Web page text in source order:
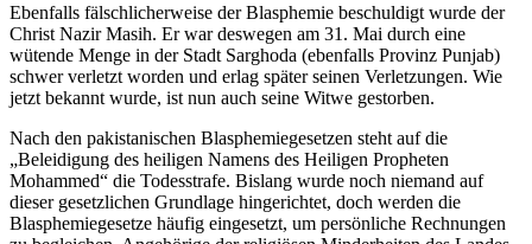
Ebenfalls fälschlicherweise der Blasphemie beschuldigt wurde der
Christ Nazir Masih. Er war deswegen am 31. Mai durch eine
wütende Menge in der Stadt Sarghoda (ebenfalls Provinz Punjab)
schwer verletzt worden und erlag später seinen Verletzungen. Wie
jetzt bekannt wurde, ist nun auch seine Witwe gestorben.
Nach den pakistanischen Blasphemiegesetzen steht auf die
„Beleidigung des heiligen Namens des Heiligen Propheten
Mohammed“ die Todesstrafe. Bislang wurde noch niemand auf
dieser gesetzlichen Grundlage hingerichtet, doch werden die
Blasphemiegesetze häufig eingesetzt, um persönliche Rechnungen